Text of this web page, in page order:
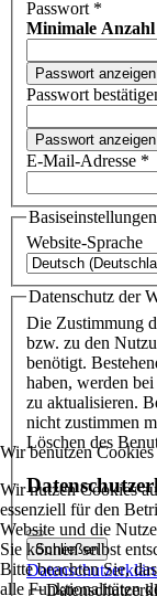
Passwort *
Minimale Anzahl
Passwort anzeigen
Passwort
Passwort anzeigen
E-Mail-Adresse *
Basiseinstellungen
Website-Sprache
Datenschutz der
Die Zustimmung
bzw. zu den
benötigt.
haben, werden
zu aktualisieren.
nicht zustimmen
Löschen des
Schließen
Wir benutzen Cookies
Wir nutzen Cookies
essenziell für den
Website und die
Sie können selbst
Bitte beachten Sie,
alle Funktionalitäten